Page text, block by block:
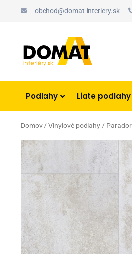
obchod@domat-interiery.sk
Podlahy Liate podlahy
Domov / Vinylové podlahy / Parador